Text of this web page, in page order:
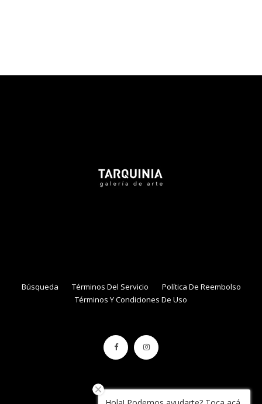
Búsqueda Términos Del Servicio
Política De Reembolso
Términos Y Condiciones De Uso